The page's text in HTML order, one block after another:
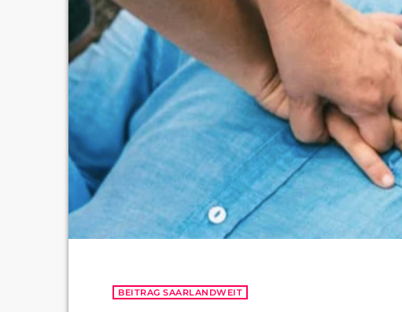
BEITRAG SAARLANDWEIT